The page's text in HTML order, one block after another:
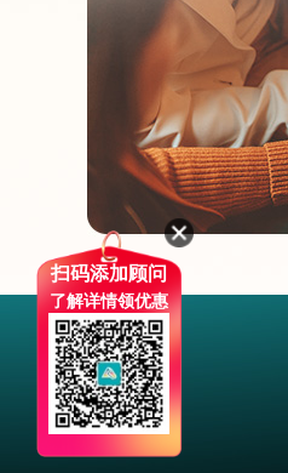
扫码添加顾问
了解详情领优惠